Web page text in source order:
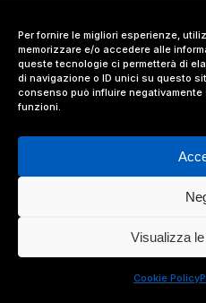
Per fornire le migliori esperienze,
memorizzare e/o accedere alle
queste tecnologie ci permetterà di
di navigazione o ID unici su questo
consenso può influire
funzioni.
Visualizza
Cookie Policy
© 2024 Value Relations Srl,
instagram